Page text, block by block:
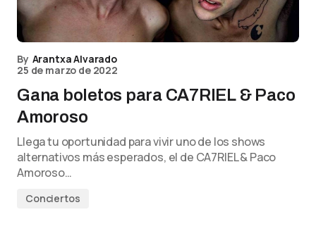
By Arantxa Alvarado
25 de marzo de 2022
Gana boletos para CA7RIEL & Paco
Amoroso
Llega tu oportunidad para vivir uno de los shows
alternativos más esperados, el de CA7RIEL & Paco
Amoroso…
Conciertos